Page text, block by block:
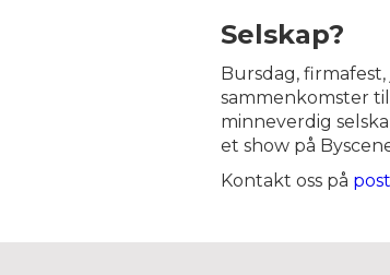
Selskap?
Bursdag,
sammenkomster
minneverdig
et show på
Kontakt oss på